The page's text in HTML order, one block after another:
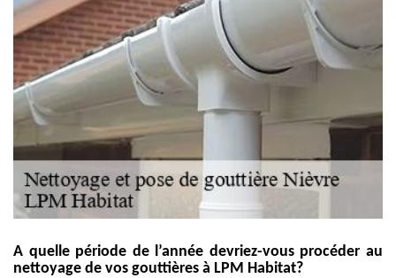
A quelle période de l’année devriez-vous procéder au
nettoyage de vos gouttières à LPM Habitat?